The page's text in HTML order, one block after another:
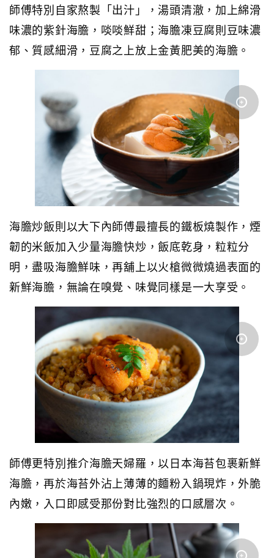
師傅特別自家熬製「出汁」，湯頭清澈，加上綿滑
味濃的紫針海膽，啖啖鮮甜；海膽凍豆腐則豆味濃
郁、質感細滑，豆腐之上放上金黃肥美的海膽。
海膽炒飯則以大下內師傅最擅長的鐵板燒製作，煙
韌的米飯加入少量海膽快炒，飯底乾身，粒粒分
明，盡吸海膽鮮味，再舖上以火槍微微燒過表面的
新鮮海膽，無論在嗅覺、味覺同樣是一大享受。
師傅更特別推介海膽天婦羅，以日本海苔包裹新鮮
海膽，再於海苔外沾上薄薄的麵粉入鍋現炸，外脆
內嫩，入口即感受那份對比強烈的口感層次。